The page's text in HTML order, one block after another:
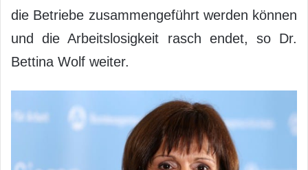
die Betriebe zusammengeführt werden können
und die Arbeitslosigkeit rasch endet, so Dr.
Bettina Wolf weiter.